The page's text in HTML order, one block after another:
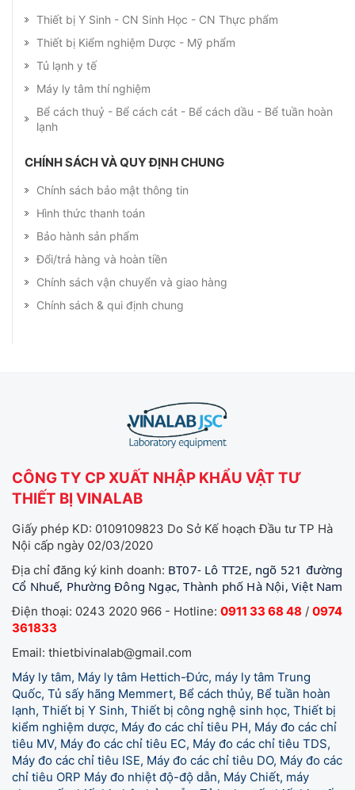
Thiết bị Y Sinh - CN Sinh Học - CN Thực phẩm
Thiết bị Kiểm nghiệm Dược - Mỹ phẩm
Tủ lạnh y tế
Máy ly tâm thí nghiệm
Bể cách thuỷ - Bể cách cát - Bể cách dầu - Bể tuần hoàn
lạnh
CHÍNH SÁCH VÀ QUY ĐỊNH CHUNG
Chính sách bảo mật thông tin
Hình thức thanh toán
Bảo hành sản phẩm
Đổi/trả hàng và hoàn tiền
Chính sách vận chuyển và giao hàng
Chính sách & qui định chung
CÔNG TY CP XUẤT NHẬP KHẨU VẬT TƯ
THIẾT BỊ VINALAB
Giấy phép KD: 0109109823 Do Sở Kế hoạch Đầu tư TP Hà
Nội cấp ngày 02/03/2020
Địa chỉ đăng ký kinh doanh: BT07- Lô TT2E, ngõ 521 đường
Cổ Nhuế, Phường Đông Ngạc, Thành phố Hà Nội, Việt Nam
Điện thoại: 0243 2020 966 - Hotline: 0911 33 68 48 / 0974
361833
Email: thietbivinalab@gmail.com
Máy ly tâm, Máy ly tâm Hettich-Đức, máy ly tâm Trung
Quốc, Tủ sấy hãng Memmert, Bể cách thủy, Bể tuần hoàn
lạnh, Thiết bị Y Sinh, Thiết bị công nghệ sinh học, Thiết bị
kiểm nghiệm dược, Máy đo các chỉ tiêu PH, Máy đo các chỉ
tiêu MV, Máy đo các chỉ tiêu EC, Máy đo các chỉ tiêu TDS,
Máy đo các chỉ tiêu ISE, Máy đo các chỉ tiêu DO, Máy đo các
chỉ tiêu ORP Máy đo nhiệt độ-độ dẫn, Máy Chiết, máy